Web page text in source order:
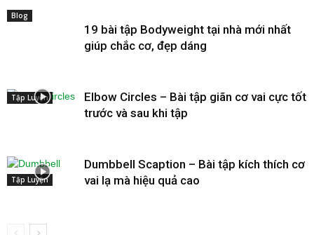
Blog
19 bài tập Bodyweight tại nhà mới nhất
giúp chắc cơ, đẹp dáng
Tập Luyện
Elbow Circles – Bài tập giãn cơ vai cực tốt
trước và sau khi tập
Tập Luyện
Dumbbell Scaption – Bài tập kích thích cơ
vai lạ mà hiệu quả cao